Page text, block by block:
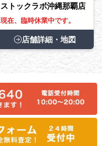
ストックラボ沖縄那覇店
現在、臨時休業中です。
店舗詳細・地図